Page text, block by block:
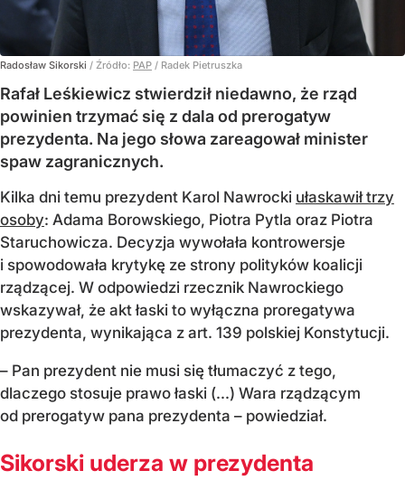
Radosław Sikorski / Źródło: PAP / Radek Pietruszka
Rafał Leśkiewicz stwierdził niedawno, że rząd
powinien trzymać się z dala od prerogatyw
prezydenta. Na jego słowa zareagował minister
spaw zagranicznych.
Kilka dni temu prezydent Karol Nawrocki ułaskawił trzy
osoby: Adama Borowskiego, Piotra Pytla oraz Piotra
Staruchowicza. Decyzja wywołała kontrowersje
i spowodowała krytykę ze strony polityków koalicji
rządzącej. W odpowiedzi rzecznik Nawrockiego
wskazywał, że akt łaski to wyłączna proregatywa
prezydenta, wynikająca z art. 139 polskiej Konstytucji.
– Pan prezydent nie musi się tłumaczyć z tego,
dlaczego stosuje prawo łaski (...) Wara rządzącym
od prerogatyw pana prezydenta – powiedział.
Sikorski uderza w prezydenta